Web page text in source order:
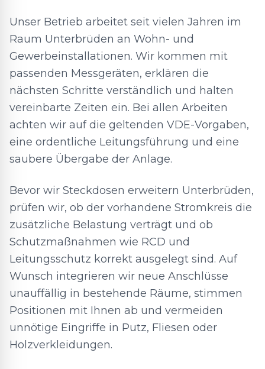
Unser Betrieb arbeitet seit vielen Jahren im
Raum Unterbrüden an Wohn- und
Gewerbeinstallationen. Wir kommen mit
passenden Messgeräten, erklären die
nächsten Schritte verständlich und halten
vereinbarte Zeiten ein. Bei allen Arbeiten
achten wir auf die geltenden VDE-Vorgaben,
eine ordentliche Leitungsführung und eine
saubere Übergabe der Anlage.
Bevor wir Steckdosen erweitern Unterbrüden,
prüfen wir, ob der vorhandene Stromkreis die
zusätzliche Belastung verträgt und ob
Schutzmaßnahmen wie RCD und
Leitungsschutz korrekt ausgelegt sind. Auf
Wunsch integrieren wir neue Anschlüsse
unauffällig in bestehende Räume, stimmen
Positionen mit Ihnen ab und vermeiden
unnötige Eingriffe in Putz, Fliesen oder
Holzverkleidungen.